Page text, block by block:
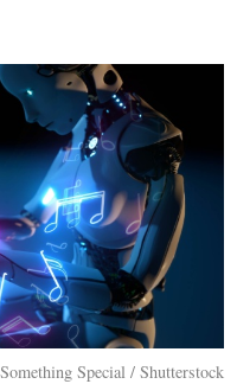
Something Special / Shutterstock